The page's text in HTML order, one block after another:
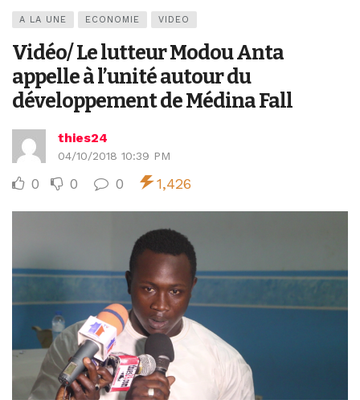
A LA UNE ECONOMIE VIDEO
Vidéo/ Le lutteur Modou Anta
appelle à l’unité autour du
développement de Médina Fall
thies24
04/10/2018 10:39 PM
0 0 0 1,426